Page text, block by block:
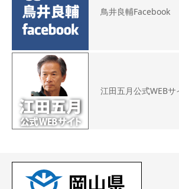
鳥井良輔Facebook
江田五月公式WEBサ